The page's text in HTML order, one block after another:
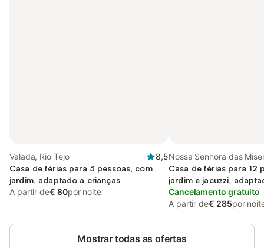
Valada, Rio Tejo
8,5
Casa de férias para 3 pessoas, com
jardim, adaptado a crianças
A partir de€ 80por noite
Nossa Senhora das
Distrito de Santarém
Casa de férias para 12
jardim e jacuzzi,
Cancelamento gratuito
A partir de€ 285por
Mostrar todas as ofertas